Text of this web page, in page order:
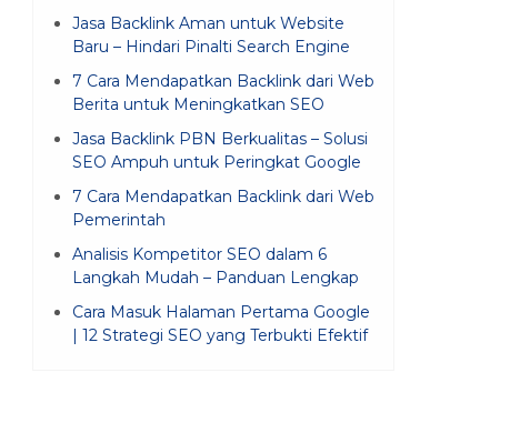
Jasa Backlink Aman untuk Website
Baru – Hindari Pinalti Search Engine
7 Cara Mendapatkan Backlink dari Web
Berita untuk Meningkatkan SEO
Jasa Backlink PBN Berkualitas – Solusi
SEO Ampuh untuk Peringkat Google
7 Cara Mendapatkan Backlink dari Web
Pemerintah
Analisis Kompetitor SEO dalam 6
Langkah Mudah – Panduan Lengkap
Cara Masuk Halaman Pertama Google
| 12 Strategi SEO yang Terbukti Efektif